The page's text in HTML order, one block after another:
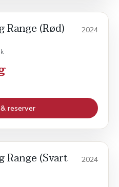
Range (Rød) 2024
reserver
Range (Svart 2024